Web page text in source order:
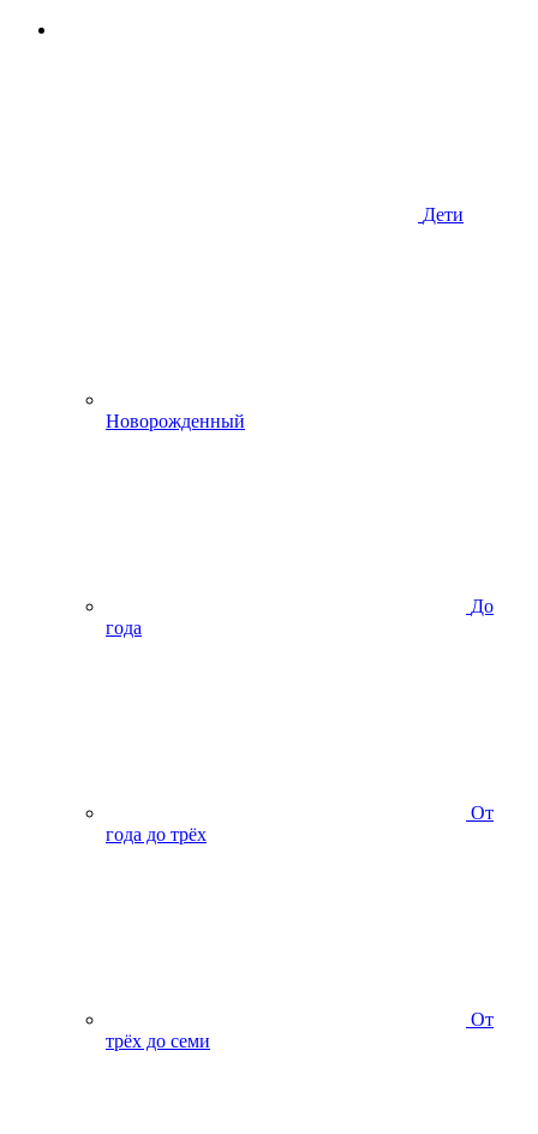
Дети
Новорожденный
До
года
От
года до трёх
От
трёх до семи